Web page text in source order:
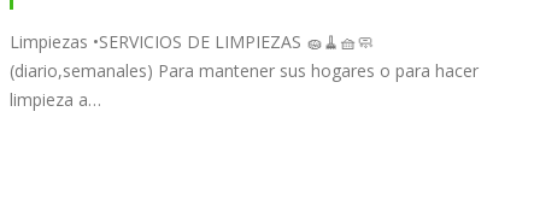
Limpiezas •SERVICIOS DE LIMPIEZAS 🧽🧹🧺🧼
(diario,semanales) Para mantener sus hogares o para hacer
limpieza a…